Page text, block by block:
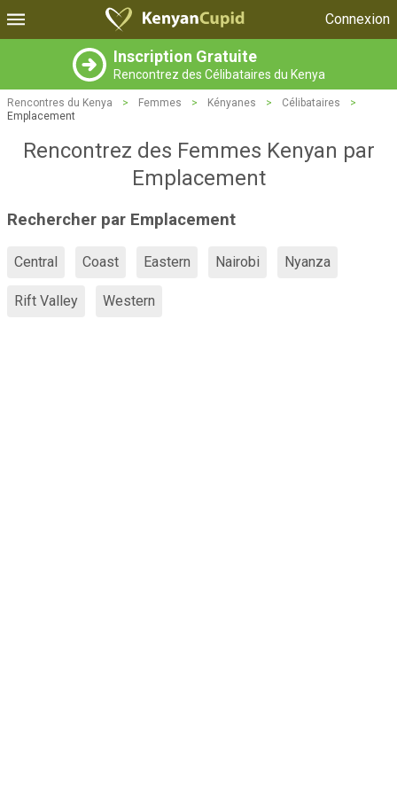
Connexion
Inscription Gratuite
Rencontrez des Célibataires du Kenya
Rencontres du Kenya > Femmes > Kényanes > Célibataires
>
Emplacement
Rencontrez des Femmes Kenyan par
Emplacement
Rechercher par Emplacement
Central Coast Eastern Nairobi Nyanza
Rift Valley Western